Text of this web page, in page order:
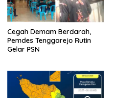
Cegah Demam Berdarah,
Pemdes Tenggarejo Rutin
Gelar PSN